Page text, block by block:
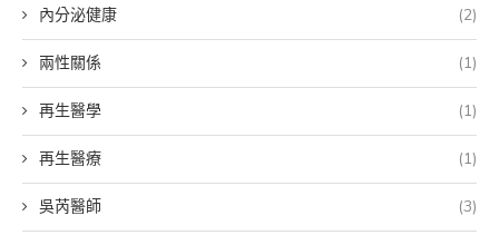
內分泌健康 (2)
兩性關係 (1)
再生醫學 (1)
再生醫療 (1)
吳芮醫師 (3)